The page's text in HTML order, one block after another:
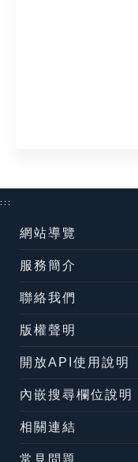
:::
網站導覽
服務簡介
聯絡我們
版權聲明
開放API使用說明
內嵌搜尋欄位說明
相關連結
常見問題